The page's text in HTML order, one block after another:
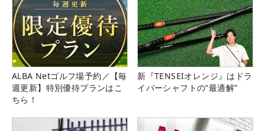
ALBA Netゴルフ場予約／【毎
週更新】特別優待プランはこ
ちら！
新『TENSEIオレンジ』はドラ
イバーシャフトの“最適解”